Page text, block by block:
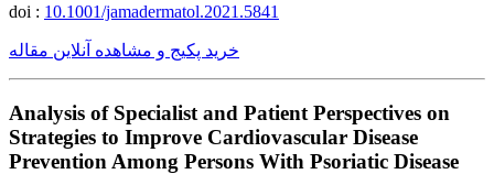
doi : 10.1001/jamadermatol.2021.5841
خرید پکیج و مشاهده آنلاین مقاله
Analysis of Specialist and Patient Perspectives on
Strategies to Improve Cardiovascular Disease
Prevention Among Persons With Psoriatic Disease